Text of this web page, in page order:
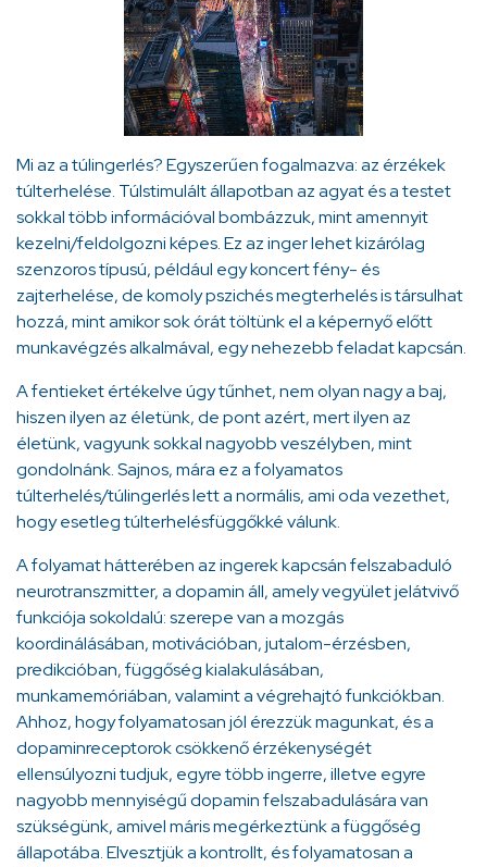
Mi az a túlingerlés? Egyszerűen fogalmazva: az érzékek
túlterhelése. Túlstimulált állapotban az agyat és a testet
sokkal több információval bombázzuk, mint amennyit
kezelni/feldolgozni képes. Ez az inger lehet kizárólag
szenzoros típusú, például egy koncert fény- és
zajterhelése, de komoly pszichés megterhelés is társulhat
hozzá, mint amikor sok órát töltünk el a képernyő előtt
munkavégzés alkalmával, egy nehezebb feladat kapcsán.
A fentieket értékelve úgy tűnhet, nem olyan nagy a baj,
hiszen ilyen az életünk, de pont azért, mert ilyen az
életünk, vagyunk sokkal nagyobb veszélyben, mint
gondolnánk. Sajnos, mára ez a folyamatos
túlterhelés/túlingerlés lett a normális, ami oda vezethet,
hogy esetleg túlterhelésfüggőkké válunk.
A folyamat hátterében az ingerek kapcsán felszabaduló
neurotranszmitter, a dopamin áll, amely vegyület jelátvivő
funkciója sokoldalú: szerepe van a mozgás
koordinálásában, motivációban, jutalom-érzésben,
predikcióban, függőség kialakulásában,
munkamemóriában, valamint a végrehajtó funkciókban.
Ahhoz, hogy folyamatosan jól érezzük magunkat, és a
dopaminreceptorok csökkenő érzékenységét
ellensúlyozni tudjuk, egyre több ingerre, illetve egyre
nagyobb mennyiségű dopamin felszabadulására van
szükségünk, amivel máris megérkeztünk a függőség
állapotába. Elvesztjük a kontrollt, és folyamatosan a